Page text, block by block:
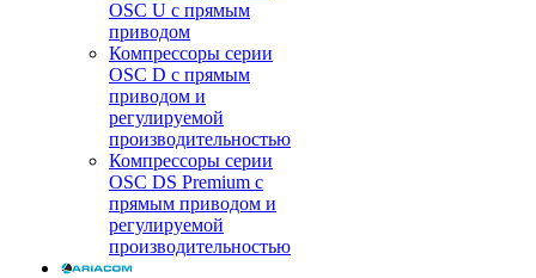
OSC U с прямым
приводом
Компрессоры серии
OSC D с прямым
приводом и
регулируемой
производительностью
Компрессоры серии
OSC DS Premium с
прямым приводом и
регулируемой
производительностью